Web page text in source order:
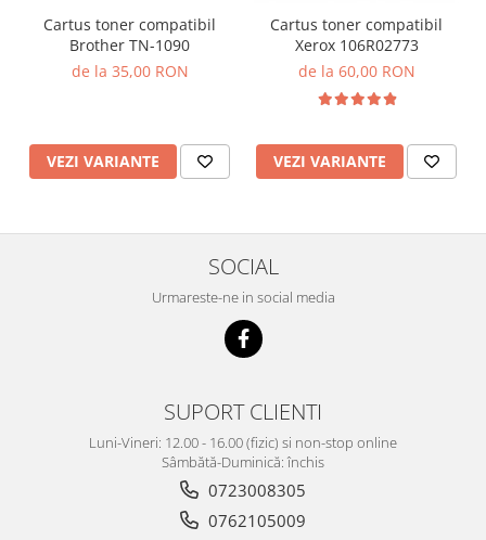
Cartus toner compatibil
Brother TN-1090
de la 35,00 RON
VEZI VARIANTE
Cartus toner compatibil
Xerox 106R02773
de la 60,00 RON
VEZI VARIANTE
SOCIAL
Urmareste-ne in social media
SUPORT CLIENTI
Luni-Vineri: 12.00 - 16.00 (fizic) si non-stop online
Sâmbătă-Duminică: închis
0723008305
0762105009